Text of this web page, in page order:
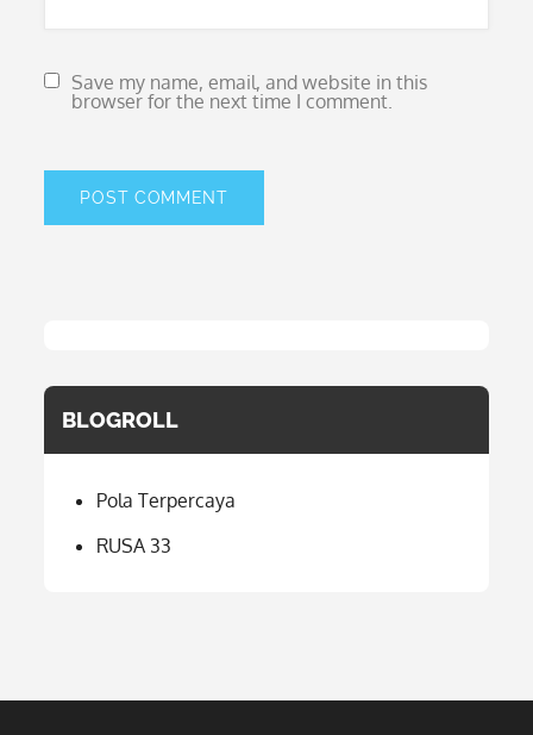
Save my name, email, and website in this
browser for the next time I comment.
BLOGROLL
Pola Terpercaya
RUSA 33